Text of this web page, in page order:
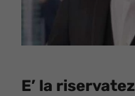
E’ la